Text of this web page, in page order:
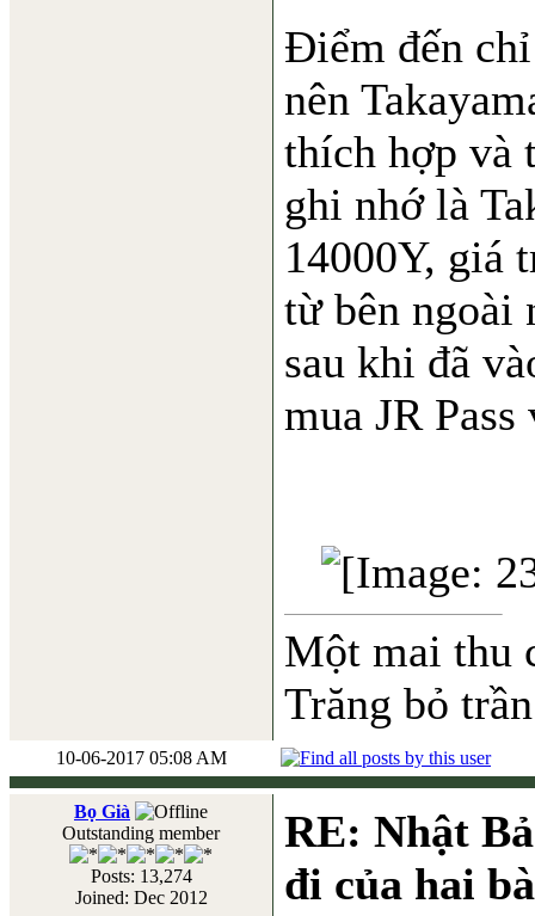
Điểm đến
nên
thích hợp và
ghi nhớ là
14000Y, giá
từ bên ngoài
sau khi đã
mua JR Pass
Một mai thu
Trăng bỏ
10-06-2017 05:08 AM
Bọ Già
Outstanding member
Posts: 13,274
Joined: Dec 2012
RE: Nhật
đi của hai